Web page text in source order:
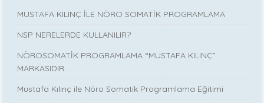
MUSTAFA KILINÇ İLE NÖRO SOMATİK PROGRAMLAMA
NSP NERELERDE KULLANILIR?
NÖROSOMATİK PROGRAMLAMA “MUSTAFA KILINÇ”
MARKASIDIR…
Mustafa Kılınç ile Nöro Somatik Programlama Eğitimi